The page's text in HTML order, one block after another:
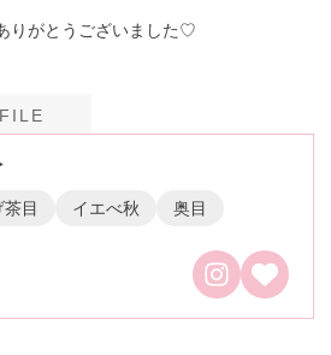
りがとうございました♡
茶目 イエべ秋 奥目